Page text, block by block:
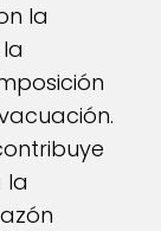
la
la